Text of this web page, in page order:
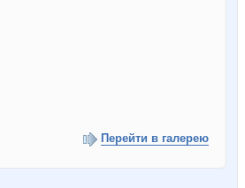
Перейти в галерею